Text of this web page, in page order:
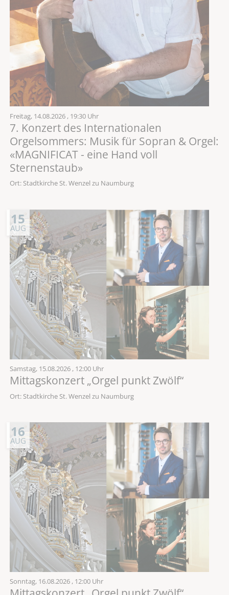
Freitag, 14.08.2026 , 19:30 Uhr
7. Konzert des Internationalen
Orgelsommers: Musik für Sopran & Orgel:
«MAGNIFICAT - eine Hand voll
Sternenstaub»
Ort: Stadtkirche St. Wenzel zu Naumburg
15
AUG
Samstag, 15.08.2026 , 12:00 Uhr
Mittagskonzert „Orgel punkt Zwölf“
Ort: Stadtkirche St. Wenzel zu Naumburg
16
AUG
Sonntag, 16.08.2026 , 12:00 Uhr